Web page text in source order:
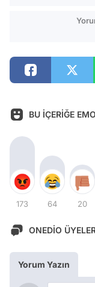
BU İÇERİĞE
173 64 20
ONEDİO
Yorum Yazın